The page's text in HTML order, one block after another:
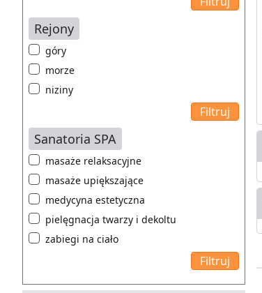
Rejony
góry
morze
niziny
Sanatoria SPA
masaże relaksacyjne
masaże upiększające
medycyna estetyczna
pielęgnacja twarzy i dekoltu
zabiegi na ciało